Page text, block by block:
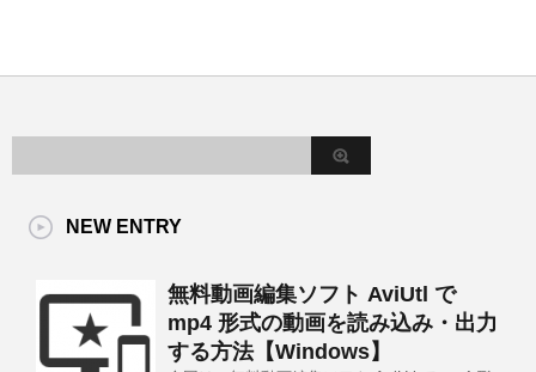
NEW ENTRY
無料動画編集ソフト AviUtl で
mp4 形式の動画を読み込み・出力
する方法【Windows】